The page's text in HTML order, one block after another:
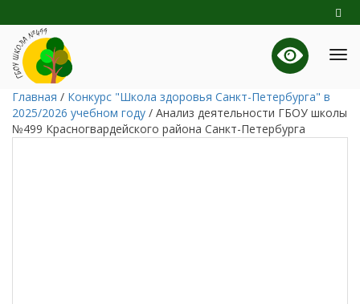
Главная / Конкурс "Школа здоровья Санкт-Петербурга" в
2025/2026 учебном году / Анализ деятельности ГБОУ школы
№499 Красногвардейского района Санкт-Петербурга